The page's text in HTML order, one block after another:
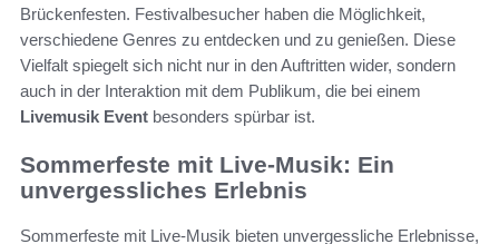
Brückenfesten. Festivalbesucher haben die Möglichkeit,
verschiedene Genres zu entdecken und zu genießen. Diese
Vielfalt spiegelt sich nicht nur in den Auftritten wider, sondern
auch in der Interaktion mit dem Publikum, die bei einem
Livemusik Event besonders spürbar ist.
Sommerfeste mit Live-Musik: Ein
unvergessliches Erlebnis
Sommerfeste mit Live-Musik bieten unvergessliche Erlebnisse,